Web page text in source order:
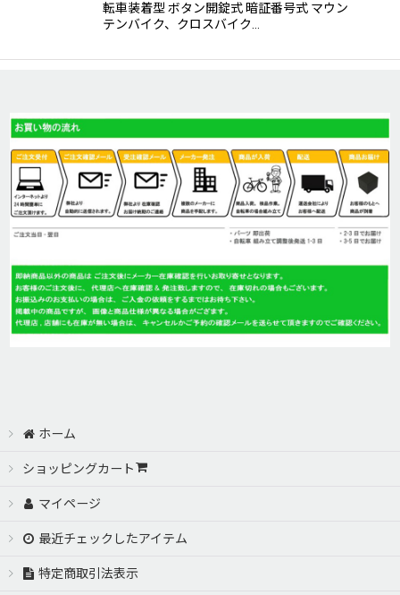
転車装着型 ボタン開錠式 暗証番号式 マウン
テンバイク、クロスバイク…
ホーム
ショッピングカート
マイページ
最近チェックしたアイテム
特定商取引法表示